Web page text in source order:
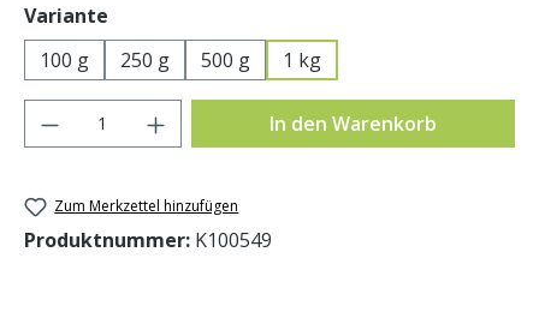
Variante
100 g
250 g 500 g 1 kg
Produkt Anzahl: Gib den gewünschten
In den Warenkorb
Zum Merkzettel hinzufügen
Produktnummer: K100549